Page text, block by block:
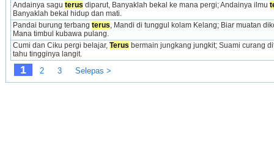
Andainya sagu terus diparut, Banyaklah bekal ke mana pergi; Andainya ilmu
Banyaklah bekal hidup dan mati.
Pandai burung terbang terus, Mandi di tunggul kolam Kelang; Biar muatan
Mana timbul kubawa pulang.
Cumi dan Ciku pergi belajar, Terus bermain jungkang jungkit; Suami curang
tahu tingginya langit.
1 2 3 Selepas >